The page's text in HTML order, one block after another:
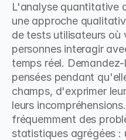
L'analyse quantitative
une approche
de tests utilisateurs où
personnes interagir
temps réel.
pensées pendant
champs, d'exprimer
leurs
fréquemment des
statistiques agrégées :